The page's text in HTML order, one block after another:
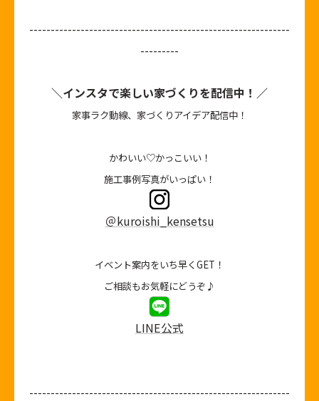
-------------------------------------------------------------
---------
＼インスタで楽しい家づくりを配信中！／
家事ラク動線、家づくりアイデア配信中！
かわいい♡かっこいい！
施工事例写真がいっぱい！
＠kuroishi_kensetsu
イベント案内をいち早くGET！
ご相談もお気軽にどうぞ♪
LINE公式
-------------------------------------------------------------